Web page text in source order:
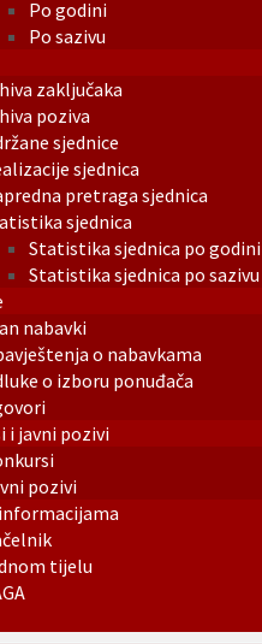
Po godini
Po sazivu
zaključaka
poziva
sjednice
sjednica
pretraga sjednica
sjednica
Statistika sjednica po godini
Statistika sjednica po sazivu
nabavki
o nabavkama
o izboru ponuđača
i javni pozivi
pozivi
tijelu